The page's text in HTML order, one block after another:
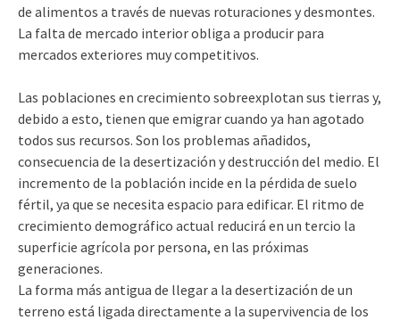
de alimentos a través de nuevas roturaciones y desmontes.
La falta de mercado interior obliga a producir para
mercados exteriores muy competitivos.
Las poblaciones en crecimiento sobreexplotan sus tierras y,
debido a esto, tienen que emigrar cuando ya han agotado
todos sus recursos. Son los problemas añadidos,
consecuencia de la desertización y destrucción del medio. El
incremento de la población incide en la pérdida de suelo
fértil, ya que se necesita espacio para edificar. El ritmo de
crecimiento demográfico actual reducirá en un tercio la
superficie agrícola por persona, en las próximas
generaciones.
La forma más antigua de llegar a la desertización de un
terreno está ligada directamente a la supervivencia de los